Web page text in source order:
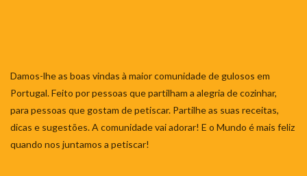
Damos-lhe as boas vindas à maior comunidade de gulosos em
Portugal. Feito por pessoas que partilham a alegria de cozinhar,
para pessoas que gostam de petiscar. Partilhe as suas receitas,
dicas e sugestões. A comunidade vai adorar! E o Mundo é mais feliz
quando nos juntamos a petiscar!